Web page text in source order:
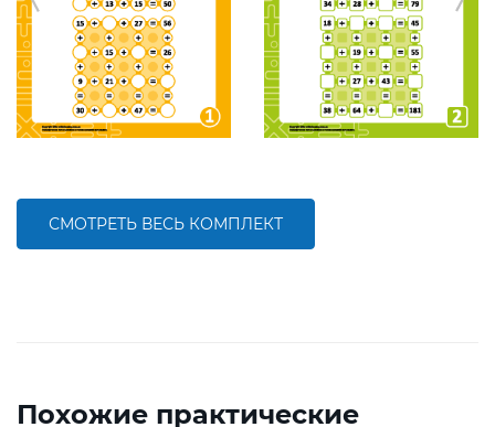
СМОТРЕТЬ ВЕСЬ КОМПЛЕКТ
Похожие практические